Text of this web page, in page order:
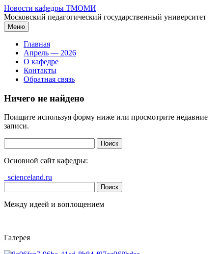
Перейти
к
содержимому
Новости кафедры ТМОМИ
Московский педагогический государственный университет
Меню
Главная
Апрель — 2026
О кафедре
Контакты
Обратная связь
Ничего не найдено
Поищите используя форму ниже или просмотрите недавние
записи.
Основной сайт кафедры:
scienceland.ru
Между идеей и воплощением
Галерея